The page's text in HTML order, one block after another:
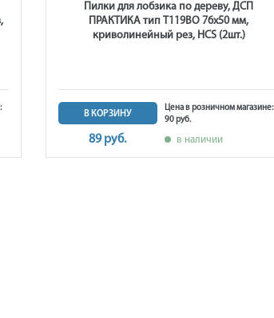
Пилки для лобзика по дереву, ДСП
ПРАКТИКА тип T119BO 76х50 мм,
криволинейный рез, HCS (2шт.)
В КОРЗИНУ
89 руб.
Цена в розничном магазине:
90 руб.
в наличии